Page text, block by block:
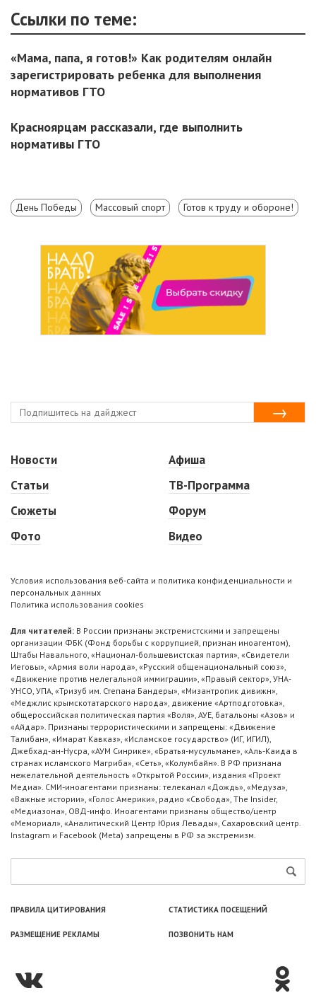
Ссылки по теме:
«Мама, папа, я готов!» Как родителям онлайн
зарегистрировать ребенка для выполнения
нормативов ГТО
Красноярцам рассказали, где выполнить
нормативы ГТО
День Победы Массовый спорт Готов к труду и обороне!
Новости
Статьи
Сюжеты
Фото
Афиша
ТВ-Программа
Форум
Видео
Условия использования веб-сайта и политика конфиденциальности и
персональных данных
Политика использования cookies
Для читателей: В России признаны экстремистскими и запрещены
организации ФБК (Фонд борьбы с коррупцией, признан иноагентом),
Штабы Навального, «Национал-большевистская партия», «Свидетели
Иеговы», «Армия воли народа», «Русский общенациональный союз»,
«Движение против нелегальной иммиграции», «Правый сектор», УНА-
УНСО, УПА, «Тризуб им. Степана Бандеры», «Мизантропик дивижн»,
«Меджлис крымскотатарского народа», движение «Артподготовка»,
общероссийская политическая партия «Воля», АУЕ, батальоны «Азов» и
«Айдар». Признаны террористическими и запрещены: «Движение
Талибан», «Имарат Кавказ», «Исламское государство» (ИГ, ИГИЛ),
Джебхад-ан-Нусра, «АУМ Синрике», «Братья-мусульмане», «Аль-Каида в
странах исламского Магриба», «Сеть», «Колумбайн». В РФ признана
нежелательной деятельность «Открытой России», издания «Проект
Медиа». СМИ-иноагентами признаны: телеканал «Дождь», «Медуза»,
«Важные истории», «Голос Америки», радио «Свобода», The Insider,
«Медиазона», ОВД-инфо. Иноагентами признаны общество/центр
«Мемориал», «Аналитический Центр Юрия Левады», Сахаровский центр.
Instagram и Facebook (Metа) запрещены в РФ за экстремизм.
ПРАВИЛА ЦИТИРОВАНИЯ СТАТИСТИКА ПОСЕЩЕНИЙ
РАЗМЕЩЕНИЕ РЕКЛАМЫ ПОЗВОНИТЬ НАМ